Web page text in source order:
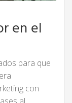
en el
para que
con